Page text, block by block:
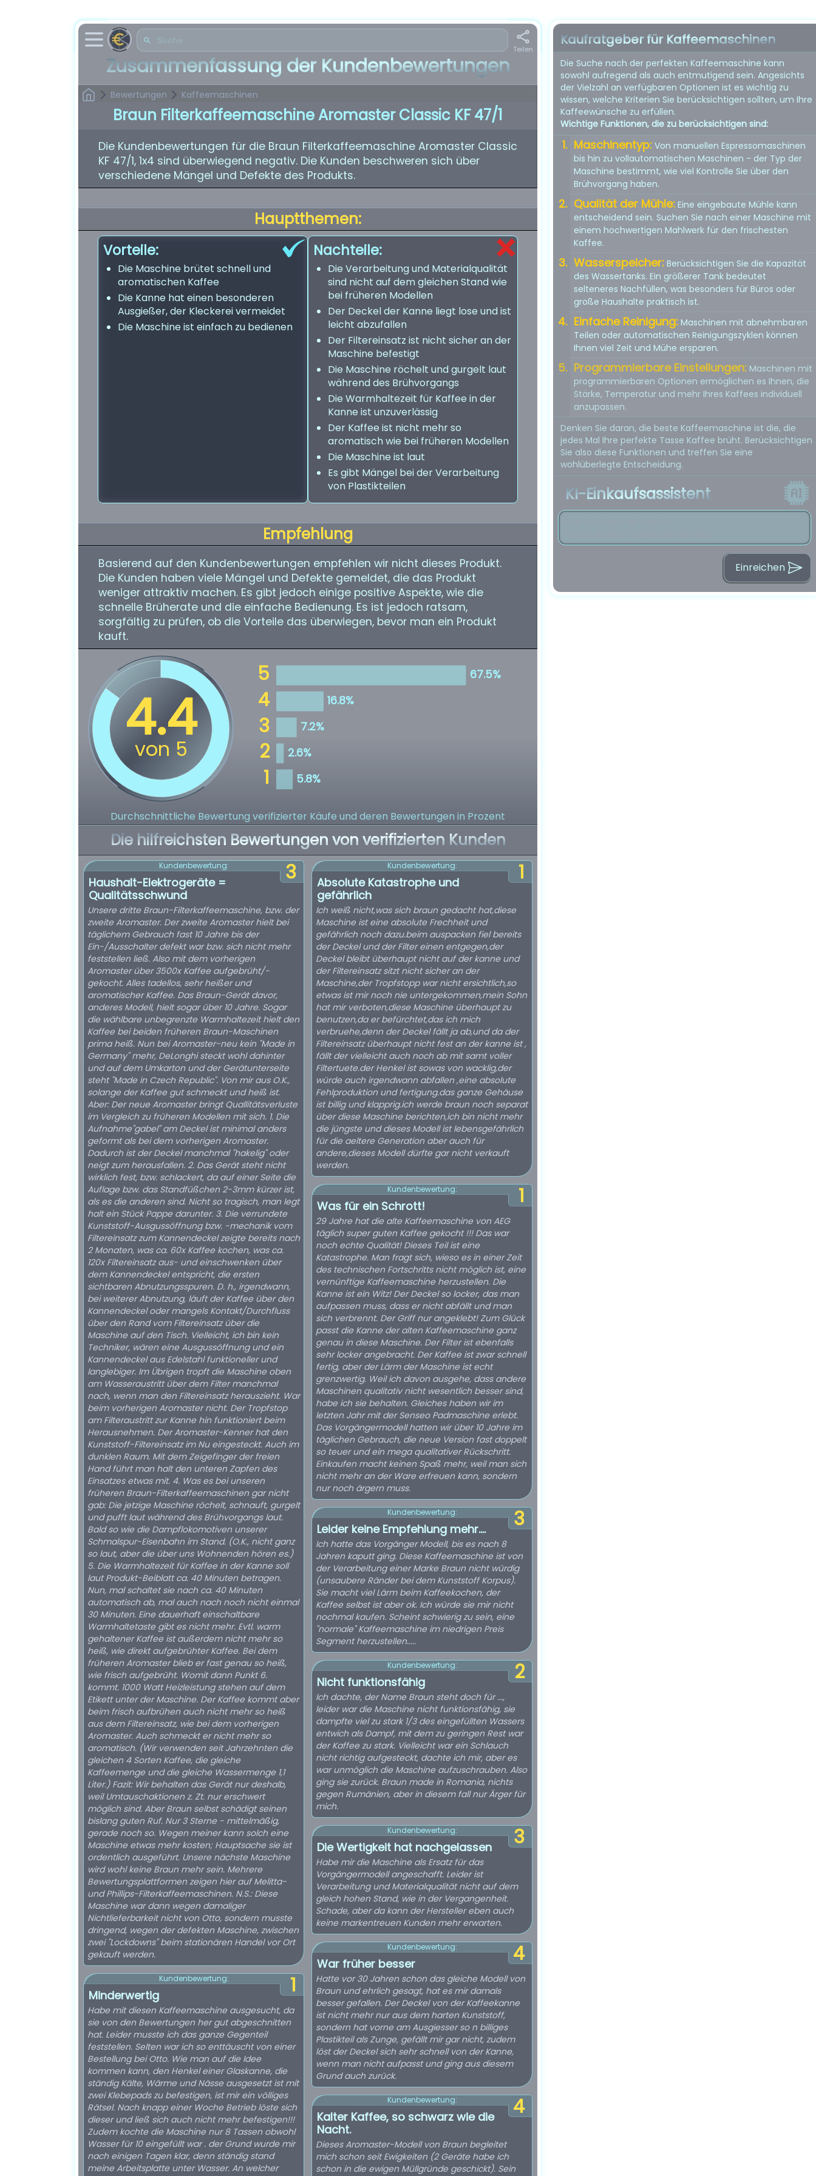
Teilen
Zusammenfassung der Kundenbewertungen
Bewertungen Kaffeemaschinen
Braun Filterkaffeemaschine Aromaster Classic KF 47/1
Die Kundenbewertungen für die Braun Filterkaffeemaschine Aromaster Classic
KF 47/1, 1x4 sind überwiegend negativ. Die Kunden beschweren sich über
verschiedene Mängel und Defekte des Produkts.
Hauptthemen:
Vorteile:
Die Maschine brütet schnell und
aromatischen Kaffee
Die Kanne hat einen besonderen
Ausgießer, der Kleckerei vermeidet
Die Maschine ist einfach zu bedienen
Nachteile:
Die Verarbeitung und Materialqualität
sind nicht auf dem gleichen Stand wie
bei früheren Modellen
Der Deckel der Kanne liegt lose und ist
leicht abzufallen
Der Filtereinsatz ist nicht sicher an der
Maschine befestigt
Die Maschine röchelt und gurgelt laut
während des Brühvorgangs
Die Warmhaltezeit für Kaffee in der
Kanne ist unzuverlässig
Der Kaffee ist nicht mehr so
aromatisch wie bei früheren Modellen
Die Maschine ist laut
Es gibt Mängel bei der Verarbeitung
von Plastikteilen
Empfehlung
Basierend auf den Kundenbewertungen empfehlen wir nicht dieses Produkt.
Die Kunden haben viele Mängel und Defekte gemeldet, die das Produkt
weniger attraktiv machen. Es gibt jedoch einige positive Aspekte, wie die
schnelle Brüherate und die einfache Bedienung. Es ist jedoch ratsam,
sorgfältig zu prüfen, ob die Vorteile das überwiegen, bevor man ein Produkt
kauft.
Durchschnittliche Bewertung verifizierter Käufe und deren Bewertungen in Prozent
Die hilfreichsten Bewertungen von verifizierten Kunden
3
Kundenbewertung:
Haushalt-Elektrogeräte =
Qualitätsschwund
Unsere dritte Braun-Filterkaffeemaschine, bzw. der
zweite Aromaster. Der zweite Aromaster hielt bei
täglichem Gebrauch fast 10 Jahre bis der
Ein-/Ausschalter defekt war bzw. sich nicht mehr
feststellen ließ. Also mit dem vorherigen
Aromaster über 3500x Kaffee aufgebrüht/-
gekocht. Alles tadellos, sehr heißer und
aromatischer Kaffee. Das Braun-Gerät davor,
anderes Modell, hielt sogar über 10 Jahre. Sogar
die wählbare unbegrenzte Warmhaltezeit hielt den
Kaffee bei beiden früheren Braun-Maschinen
prima heiß. Nun bei Aromaster-neu kein "Made in
Germany" mehr, DeLonghi steckt wohl dahinter
und auf dem Umkarton und der Gerätunterseite
steht "Made in Czech Republic". Von mir aus O.K.,
solange der Kaffee gut schmeckt und heiß ist.
Aber: Der neue Aromaster bringt Quallitätsverluste
im Vergleich zu früheren Modellen mit sich. 1. Die
Aufnahme"gabel" am Deckel ist minimal anders
geformt als bei dem vorherigen Aromaster.
Dadurch ist der Deckel manchmal "hakelig" oder
neigt zum herausfallen. 2. Das Gerät steht nicht
wirklich fest, bzw. schlackert, da auf einer Seite die
Auflage bzw. das Standfüßchen 2-3mm kürzer ist,
als es die anderen sind. Nicht so tragisch, man legt
halt ein Stück Pappe darunter. 3. Die verrundete
Kunststoff-Ausgussöffnung bzw. -mechanik vom
Filtereinsatz zum Kannendeckel zeigte bereits nach
2 Monaten, was ca. 60x Kaffee kochen, was ca.
120x Filtereinsatz aus- und einschwenken über
dem Kannendeckel entspricht, die ersten
sichtbaren Abnutzungsspuren. D. h., irgendwann,
bei weiterer Abnutzung, läuft der Kaffee über den
Kannendeckel oder mangels Kontakt/Durchfluss
über den Rand vom Filtereinsatz über die
Maschine auf den Tisch. Vielleicht, ich bin kein
Techniker, wären eine Ausgussöffnung und ein
Kannendeckel aus Edelstahl funktioneller und
langlebiger. Im Übrigen tropft die Maschine oben
am Wasseraustritt über dem Filter manchmal
nach, wenn man den Filtereinsatz herauszieht. War
beim vorherigen Aromaster nicht. Der Tropfstop
am Filteraustritt zur Kanne hin funktioniert beim
Herausnehmen. Der Aromaster-Kenner hat den
Kunststoff-Filtereinsatz im Nu eingesteckt. Auch im
dunklen Raum. Mit dem Zeigefinger der freien
Hand führt man halt den unteren Zapfen des
Einsatzes etwas mit. 4. Was es bei unseren
früheren Braun-Filterkaffeemaschinen gar nicht
gab: Die jetzige Maschine röchelt, schnauft, gurgelt
und pufft laut während des Brühvorgangs laut.
Bald so wie die Dampflokomotiven unserer
Schmalspur-Eisenbahn im Stand. (O.K., nicht ganz
so laut, aber die über uns Wohnenden hören es.)
5. Die Warmhaltezeit für Kaffee in der Kanne soll
laut Produkt-Beiblatt ca. 40 Minuten betragen.
Nun, mal schaltet sie nach ca. 40 Minuten
automatisch ab, mal auch nach noch nicht einmal
30 Minuten. Eine dauerhaft einschaltbare
Warmhaltetaste gibt es nicht mehr. Evtl. warm
gehaltener Kaffee ist außerdem nicht mehr so
heiß, wie direkt aufgebrühter Kaffee. Bei dem
früheren Aromaster blieb er fast genau so heiß,
wie frisch aufgebrüht. Womit dann Punkt 6.
kommt. 1000 Watt Heizleistung stehen auf dem
Etikett unter der Maschine. Der Kaffee kommt aber
beim frisch aufbrühen auch nicht mehr so heiß
aus dem Filtereinsatz, wie bei dem vorherigen
Aromaster. Auch schmeckt er nicht mehr so
aromatisch. (Wir verwenden seit Jahrzehnten die
gleichen 4 Sorten Kaffee, die gleiche
Kaffeemenge und die gleiche Wassermenge 1,1
Liter.) Fazit: Wir behalten das Gerät nur deshalb,
weil Umtauschaktionen z. Zt. nur erschwert
möglich sind. Aber Braun selbst schädigt seinen
bislang guten Ruf. Nur 3 Sterne - mittelmäßig,
gerade noch so. Wegen meiner kann solch eine
Maschine etwas mehr kosten; Hauptsache sie ist
ordentlich ausgeführt. Unsere nächste Maschine
wird wohl keine Braun mehr sein. Mehrere
Bewertungsplattformen zeigen hier auf Melitta-
und Phillips-Filterkaffeemaschinen. N.S.: Diese
Maschine war dann wegen damaliger
Nichtlieferbarkeit nicht von Otto, sondern musste
dringend, wegen der defekten Maschine, zwischen
zwei "Lockdowns" beim stationären Handel vor Ort
gekauft werden.
1
Kundenbewertung:
Minderwertig
Habe mit diesen Kaffeemaschine ausgesucht, da
sie von den Bewertungen her gut abgeschnitten
hat. Leider musste ich das ganze Gegenteil
feststellen. Selten war ich so enttäuscht von einer
Bestellung bei Otto. Wie man auf die Idee
kommen kann, den Henkel einer Glaskanne, die
ständig Kälte, Wärme und Nässe ausgesetzt ist mit
zwei Klebepads zu befestigen, ist mir ein völliges
Rätsel. Nach knapp einer Woche Betrieb löste sich
dieser und ließ sich auch nicht mehr befestigen!!!
Zudem kochte die Maschine nur 8 Tassen obwohl
Wasser für 10 eingefüllt war . der Grund wurde mir
nach einigen Tagen klar, denn ständig stand
meine Arbeitsplatte unter Wasser. An welcher
1
Kundenbewertung:
Absolute Katastrophe und
gefährlich
Ich weiß nicht,was sich braun gedacht hat,diese
Maschine ist eine absolute Frechheit und
gefährlich noch dazu.beim auspacken fiel bereits
der Deckel und der Filter einen entgegen,der
Deckel bleibt überhaupt nicht auf der kanne und
der Filtereinsatz sitzt nicht sicher an der
Maschine,der Tropfstopp war nicht ersichtlich,so
etwas ist mir noch nie untergekommen,mein Sohn
hat mir verboten,diese Maschine überhaupt zu
benutzen,da er befürchtet,das ich mich
verbruehe,denn der Deckel fällt ja ab,und da der
Filtereinsatz überhaupt nicht fest an der kanne ist ,
fällt der vielleicht auch noch ab mit samt voller
Filtertuete.der Henkel ist sowas von wacklig,der
würde auch irgendwann abfallen ,eine absolute
Fehlproduktion und fertigung.das ganze Gehäuse
ist billig und klapprig.ich werde braun noch separat
über diese Maschine berichten,ich bin nicht mehr
die jüngste und dieses Modell ist lebensgefährlich
für die aeltere Generation aber auch für
andere,dieses Modell dürfte gar nicht verkauft
werden.
1
Kundenbewertung:
Was für ein Schrott!
29 Jahre hat die alte Kaffeemaschine von AEG
täglich super guten Kaffee gekocht !!! Das war
noch echte Qualität! Dieses Teil ist eine
Katastrophe. Man fragt sich, wieso es in einer Zeit
des technischen Fortschritts nicht möglich ist, eine
vernünftige Kaffeemaschine herzustellen. Die
Kanne ist ein Witz! Der Deckel so locker, das man
aufpassen muss, dass er nicht abfällt und man
sich verbrennt. Der Griff nur angeklebt! Zum Glück
passt die Kanne der alten Kaffeemaschine ganz
genau in diese Maschine. Der Filter ist ebenfalls
sehr locker angebracht. Der Kaffee ist zwar schnell
fertig, aber der Lärm der Maschine ist echt
grenzwertig. Weil ich davon ausgehe, dass andere
Maschinen qualitativ nicht wesentlich besser sind,
habe ich sie behalten. Gleiches haben wir im
letzten Jahr mit der Senseo Padmaschine erlebt.
Das Vorgängermodell hatten wir über 10 Jahre im
täglichen Gebrauch, die neue Version fast doppelt
so teuer und ein mega qualitativer Rückschritt.
Einkaufen macht keinen Spaß mehr, weil man sich
nicht mehr an der Ware erfreuen kann, sondern
nur noch ärgern muss.
3
Kundenbewertung:
Leider keine Empfehlung mehr....
Ich hatte das Vorgänger Modell, bis es nach 8
Jahren kaputt ging. Diese Kaffeemaschine ist von
der Verarbeitung einer Marke Braun nicht würdig
(unsaubere Ränder bei dem Kunststoff Korpus).
Sie macht viel Lärm beim Kaffeekochen, der
Kaffee selbst ist aber ok. Ich würde sie mir nicht
nochmal kaufen. Scheint schwierig zu sein, eine
"normale" Kaffeemaschine im niedrigen Preis
Segment herzustellen.....
2
Kundenbewertung:
Nicht funktionsfähig
Ich dachte, der Name Braun steht doch für ...,
leider war die Maschine nicht funktionsfähig, sie
dampfte viel zu stark 1/3 des eingefüllten Wassers
entwich als Dampf, mit dem zu geringen Rest war
der Kaffee zu stark. Vielleicht war ein Schlauch
nicht richtig aufgesteckt, dachte ich mir, aber es
war unmöglich die Maschine aufzuschrauben. Also
ging sie zurück. Braun made in Romania, nichts
gegen Rumänien, aber in diesem fall nur Ärger für
mich.
3
Kundenbewertung:
Die Wertigkeit hat nachgelassen
Habe mir die Maschine als Ersatz für das
Vorgängermodell angeschafft. Leider ist
Verarbeitung und Materialqualität nicht auf dem
gleich hohen Stand, wie in der Vergangenheit.
Schade, aber da kann der Hersteller eben auch
keine markentreuen Kunden mehr erwarten.
4
Kundenbewertung:
War früher besser
Hatte vor 30 Jahren schon das gleiche Modell von
Braun und ehrlich gesagt, hat es mir damals
besser gefallen. Der Deckel von der Kaffeekanne
ist nicht mehr nur aus dem harten Kunststoff,
sondern hat vorne am Ausgiesser so n billiges
Plastikteil als Zunge, gefällt mir gar nicht, zudem
löst der Deckel sich sehr schnell von der Kanne,
wenn man nicht aufpasst und ging aus diesem
Grund auch zurück.
4
Kundenbewertung:
Kalter Kaffee, so schwarz wie die
Nacht.
Dieses Aromaster-Modell von Braun begleitet
mich schon seit Ewigkeiten (2 Geräte habe ich
schon in die ewigen Müllgründe geschickt). Sein
Kaufratgeber für Kaffeemaschinen
Die Suche nach der perfekten Kaffeemaschine kann
sowohl aufregend als auch entmutigend sein. Angesichts
der Vielzahl an verfügbaren Optionen ist es wichtig zu
wissen, welche Kriterien Sie berücksichtigen sollten, um Ihre
Kaffeewünsche zu erfüllen.
Wichtige Funktionen, die zu berücksichtigen sind:
Maschinentyp: Von manuellen Espressomaschinen
bis hin zu vollautomatischen Maschinen - der Typ der
Maschine bestimmt, wie viel Kontrolle Sie über den
Brühvorgang haben.
Qualität der Mühle: Eine eingebaute Mühle kann
entscheidend sein. Suchen Sie nach einer Maschine mit
einem hochwertigen Mahlwerk für den frischesten
Kaffee.
Wasserspeicher: Berücksichtigen Sie die Kapazität
des Wassertanks. Ein größerer Tank bedeutet
selteneres Nachfüllen, was besonders für Büros oder
große Haushalte praktisch ist.
Einfache Reinigung: Maschinen mit abnehmbaren
Teilen oder automatischen Reinigungszyklen können
Ihnen viel Zeit und Mühe ersparen.
Programmierbare Einstellungen: Maschinen mit
programmierbaren Optionen ermöglichen es Ihnen, die
Stärke, Temperatur und mehr Ihres Kaffees individuell
anzupassen.
Denken Sie daran, die beste Kaffeemaschine ist die, die
jedes Mal Ihre perfekte Tasse Kaffee brüht. Berücksichtigen
Sie also diese Funktionen und treffen Sie eine
wohlüberlegte Entscheidung.
KI-Einkaufsassistent
Einreichen